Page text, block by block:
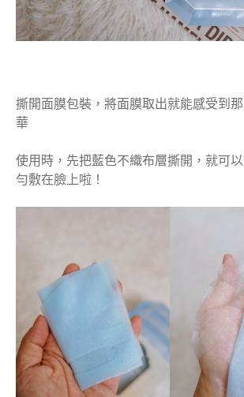
撕開面膜包裝，將面膜取出就能感受到
華
使用時，先把藍色不織布層撕開，就可
勻敷在臉上啦！